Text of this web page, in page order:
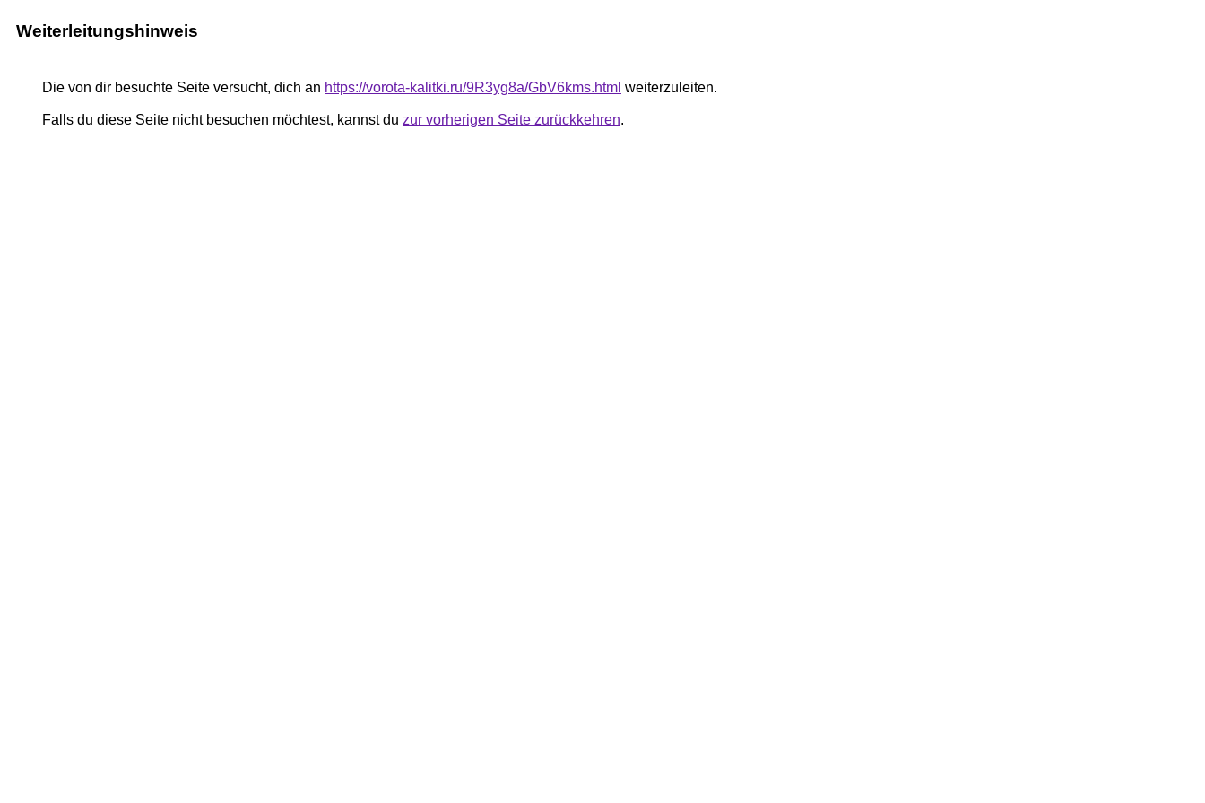
Weiterleitungshinweis
Die von dir besuchte Seite versucht, dich an https://vorota-kalitki.ru/9R3yg8a/GbV6kms.html weiterzuleiten.
Falls du diese Seite nicht besuchen möchtest, kannst du zur vorherigen Seite zurückkehren.